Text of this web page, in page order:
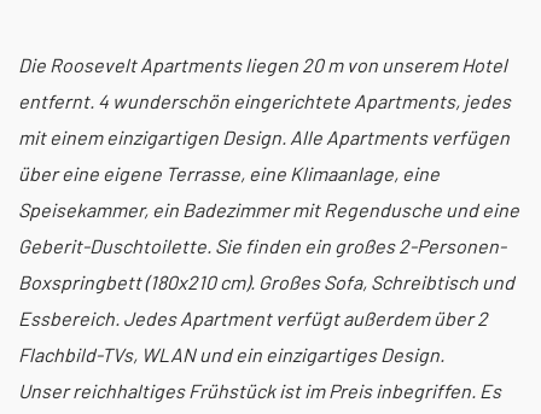
Die Roosevelt Apartments liegen 20 m von unserem Hotel
entfernt. 4 wunderschön eingerichtete Apartments, jedes
mit einem einzigartigen Design. Alle Apartments verfügen
über eine eigene Terrasse, eine Klimaanlage, eine
Speisekammer, ein Badezimmer mit Regendusche und eine
Geberit-Duschtoilette. Sie finden ein großes 2-Personen-
Boxspringbett (180x210 cm). Großes Sofa, Schreibtisch und
Essbereich. Jedes Apartment verfügt außerdem über 2
Flachbild-TVs, WLAN und ein einzigartiges Design.
Unser reichhaltiges Frühstück ist im Preis inbegriffen. Es